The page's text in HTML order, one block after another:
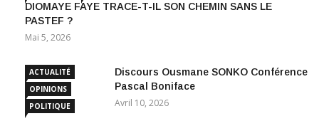
DIOMAYE FAYE TRACE-T-IL SON CHEMIN SANS LE
PASTEF ?
Mai 5, 2026
ACTUALITÉ
OPINIONS
POLITIQUE
Discours Ousmane SONKO Conférence
Pascal Boniface
Avril 10, 2026